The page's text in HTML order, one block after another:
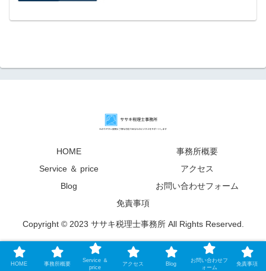
HOME
事務所概要
Service ＆ price
アクセス
Blog
お問い合わせフォーム
免責事項
Copyright © 2023 ササキ税理士事務所 All Rights Reserved.
HOME 事務所概要
Service ＆
price
アクセス Blog
お問い合わせフ
ォーム
免責事項